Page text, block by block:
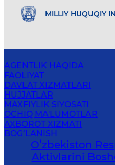
MILLIY HUQUQIY
AGENTLIK HAQIDA
FAOLIYAT
DAVLAT XIZMATLARI
HUJJATLAR
MAXFIYLIK SIYOSATI
OCHIQ MA'LUMOTLAR
AXBOROT XIZMATI
BOG‘LANISH
Oʻzbekiston
Aktivlarini